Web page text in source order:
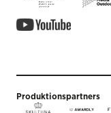
Produktionspartners